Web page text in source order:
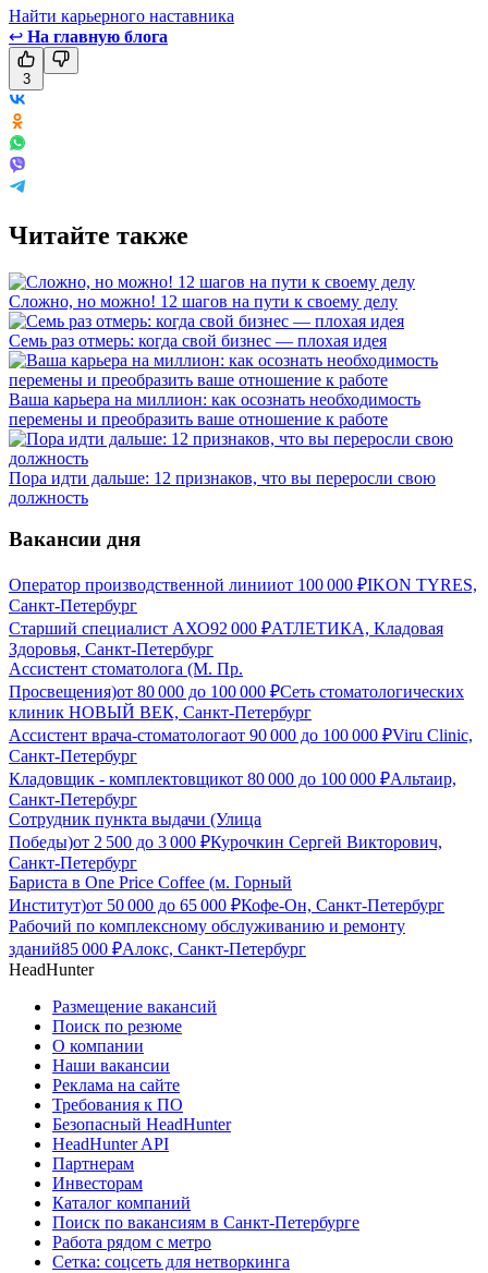
Найти карьерного наставника
↩ На главную блога
3
Читайте также
Сложно, но можно! 12 шагов на пути к своему делу
Семь раз отмерь: когда свой бизнес — плохая идея
Ваша карьера на миллион: как осознать необходимость
перемены и преобразить ваше отношение к работе
Пора идти дальше: 12 признаков, что вы переросли свою
должность
Вакансии дня
Оператор производственной линииот 100 000 ₽IKON TYRES,
Санкт-Петербург
Старший специалист АХО92 000 ₽АТЛЕТИКА, Кладовая
Здоровья, Санкт-Петербург
Ассистент стоматолога (М. Пр.
Просвещения)от 80 000 до 100 000 ₽Сеть стоматологических
клиник НОВЫЙ ВЕК, Санкт-Петербург
Ассистент врача-стоматологаот 90 000 до 100 000 ₽Viru Clinic,
Санкт-Петербург
Кладовщик - комплектовщикот 80 000 до 100 000 ₽Альтаир,
Санкт-Петербург
Сотрудник пункта выдачи (Улица
Победы)от 2 500 до 3 000 ₽Курочкин Сергей Викторович,
Санкт-Петербург
Бариста в One Price Coffee (м. Горный
Институт)от 50 000 до 65 000 ₽Кофе-Он, Санкт-Петербург
Рабочий по комплексному обслуживанию и ремонту
зданий85 000 ₽Алокс, Санкт-Петербург
HeadHunter
Размещение вакансий
Поиск по резюме
О компании
Наши вакансии
Реклама на сайте
Требования к ПО
Безопасный HeadHunter
HeadHunter API
Партнерам
Инвесторам
Каталог компаний
Поиск по вакансиям в Санкт-Петербурге
Работа рядом с метро
Сетка: соцсеть для нетворкинга